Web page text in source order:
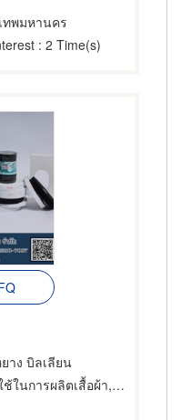
ทพมหานคร
: 2 Time(s)
าง บิลเลียน
,ขายส่งและผู้ผลิตด้าย ไหม ไหมพรม,ด้าย,ขายส่งและผู้ผลิตอุปกรณ์และอะไหล่จักรเย็บผ้า,ขายปลีกผ้า,ผู้ผลิตเสื้อผ้า,ผู้ผลิตและขายส่งเสื้อผ้าสำเร็จรูป